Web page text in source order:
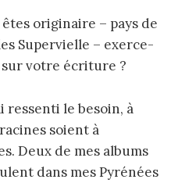
originaire – pays de
Supervielle – exerce-
votre écriture ?
ressenti le besoin, à
soient à
Deux de mes albums
dans mes Pyrénées